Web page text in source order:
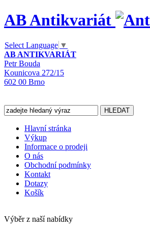
AB Antikvariát
Select Language ▼
AB ANTIKVARIÁT
Petr Bouda
Kounicova 272/15
602 00 Brno
Hlavní stránka
Výkup
Informace o prodeji
O nás
Obchodní podmínky
Kontakt
Dotazy
Košík
Výběr z naší nabídky